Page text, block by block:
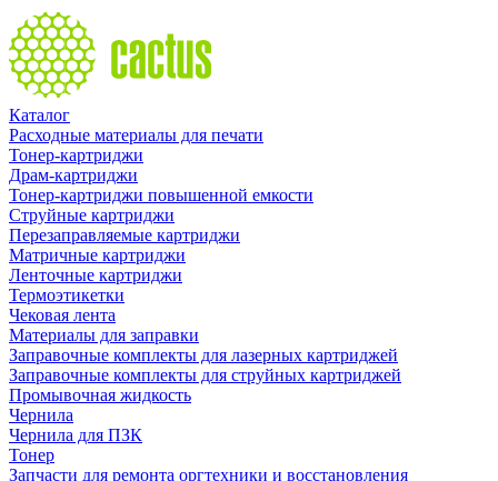
Каталог
Расходные материалы для печати
Тонер-картриджи
Драм-картриджи
Тонер-картриджи повышенной емкости
Струйные картриджи
Перезаправляемые картриджи
Матричные картриджи
Ленточные картриджи
Термоэтикетки
Чековая лента
Материалы для заправки
Заправочные комплекты для лазерных картриджей
Заправочные комплекты для струйных картриджей
Промывочная жидкость
Чернила
Чернила для ПЗК
Тонер
Запчасти для ремонта оргтехники и восстановления